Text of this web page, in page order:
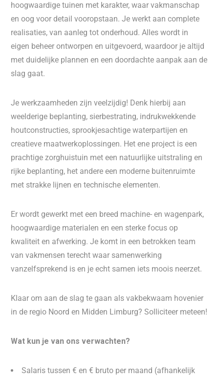
hoogwaardige tuinen met karakter, waar vakmanschap
en oog voor detail vooropstaan. Je werkt aan complete
realisaties, van aanleg tot onderhoud. Alles wordt in
eigen beheer ontworpen en uitgevoerd, waardoor je altijd
met duidelijke plannen en een doordachte aanpak aan de
slag gaat.
Je werkzaamheden zijn veelzijdig! Denk hierbij aan
weelderige beplanting, sierbestrating, indrukwekkende
houtconstructies, sprookjesachtige waterpartijen en
creatieve maatwerkoplossingen. Het ene project is een
prachtige zorghuistuin met een natuurlijke uitstraling en
rijke beplanting, het andere een moderne buitenruimte
met strakke lijnen en technische elementen.
Er wordt gewerkt met een breed machine- en wagenpark,
hoogwaardige materialen en een sterke focus op
kwaliteit en afwerking. Je komt in een betrokken team
van vakmensen terecht waar samenwerking
vanzelfsprekend is en je echt samen iets moois neerzet.
Klaar om aan de slag te gaan als vakbekwaam hovenier
in de regio Noord en Midden Limburg? Solliciteer meteen!
Wat kun je van ons verwachten?
Salaris tussen € en € bruto per maand (afhankelijk